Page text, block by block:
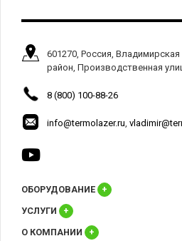
601270, Россия,
район, Производственная
8 (800) 100-88-26
info@termolazer.ru
ОБОРУДОВАНИЕ
+
УСЛУГИ
+
О КОМПАНИИ
+